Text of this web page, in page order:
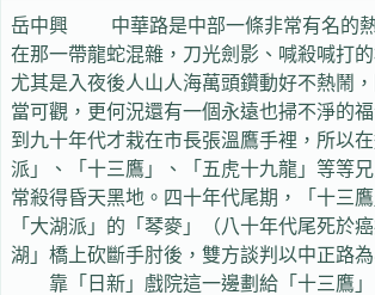
岳中興 中華路是中部一條非常有名的熱
在那一帶龍蛇混雜，刀光劍影、喊殺喊打的
尤其是入夜後人山人海萬頭鑽動好不熱鬧
當可觀，更何況還有一個永遠也掃不淨的
到九十年代才栽在市長張溫鷹手裡，所以
派」、「十三鷹」、「五虎十九龍」等等
常殺得昏天黑地。四十年代尾期，「十三
「大湖派」的「琴麥」（八十年代尾死於
湖」橋上砍斷手肘後，雙方談判以中正路
靠「日新」戲院這一邊劃給「十三鷹」